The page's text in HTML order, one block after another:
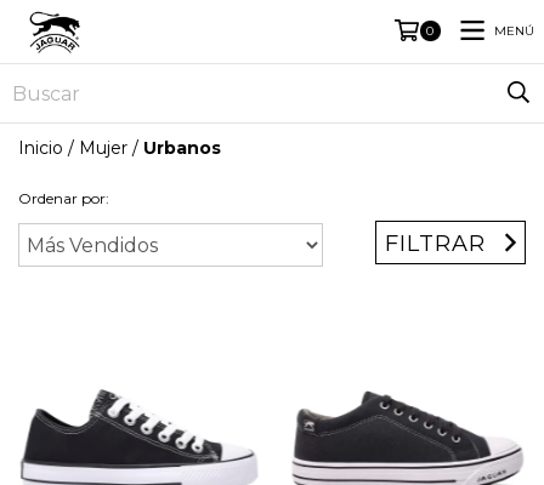
0 MENÚ
Inicio / Mujer / Urbanos
Ordenar por:
FILTRAR